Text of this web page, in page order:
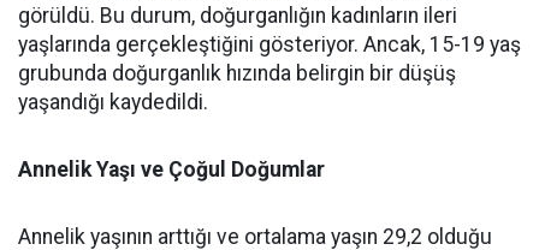
görüldü. Bu durum, doğurganlığın kadınların ileri
yaşlarında gerçekleştiğini gösteriyor. Ancak, 15-19 yaş
grubunda doğurganlık hızında belirgin bir düşüş
yaşandığı kaydedildi.
Annelik Yaşı ve Çoğul Doğumlar
Annelik yaşının arttığı ve ortalama yaşın 29,2 olduğu